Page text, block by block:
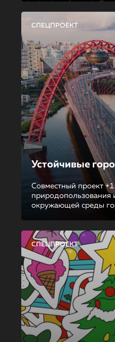
СПЕЦПРОЕКТ
Устойчивые
Совместный проект
природопользования
окружающей среды
СПЕЦПРОЕКТ